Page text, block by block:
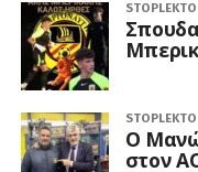
STOPLEKTO
STOPLEKTO
Ο
στον